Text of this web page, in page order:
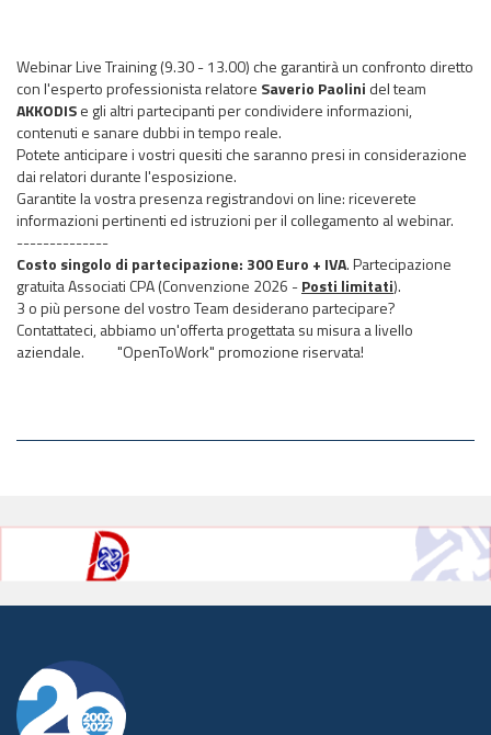
Webinar Live Training (9.30 - 13.00) che garantirà un confronto diretto
con l'esperto professionista relatore Saverio Paolini del team
AKKODISe gli altri partecipanti per condividere informazioni,
contenuti e sanare dubbi in tempo reale.
Potete anticipare i vostri quesiti che saranno presi in considerazione
dai relatori durante l'esposizione.
Garantite la vostra presenza registrandovi on line: riceverete
informazioni pertinenti ed istruzioni per il collegamento al webinar.
--------------
Costo singolo di partecipazione: 300 Euro + IVA.Partecipazione
gratuita Associati CPA (Convenzione 2026 -Posti limitati).
3 o più persone del vostro Team desiderano partecipare?
Contattateci, abbiamo un'offerta progettata su misura a livello
aziendale. "OpenToWork" promozione riservata!